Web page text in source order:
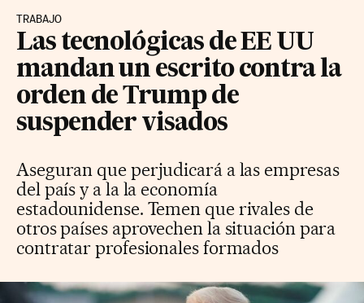
TRABAJO
Las tecnológicas de EE UU
mandan un escrito contra la
orden de Trump de
suspender visados
Aseguran que perjudicará a las empresas
del país y a la la economía
estadounidense. Temen que rivales de
otros países aprovechen la situación para
contratar profesionales formados